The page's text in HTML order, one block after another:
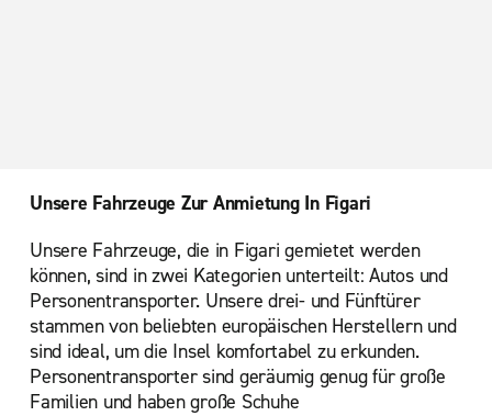
Unsere Fahrzeuge Zur Anmietung In Figari
Unsere Fahrzeuge, die in Figari gemietet werden
können, sind in zwei Kategorien unterteilt: Autos und
Personentransporter. Unsere drei- und Fünftürer
stammen von beliebten europäischen Herstellern und
sind ideal, um die Insel komfortabel zu erkunden.
Personentransporter sind geräumig genug für große
Familien und haben große Schuhe